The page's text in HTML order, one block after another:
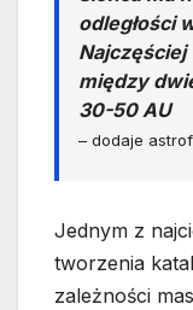
odległości
Najczęściej
między
30-50 AU
– dodaje
Jednym z
tworzenia
zależności